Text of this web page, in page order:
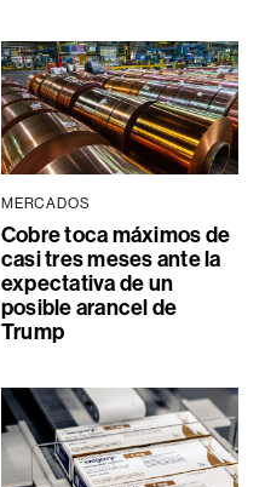
MERCADOS
Cobre toca máximos de
casi tres meses ante la
expectativa de un
posible arancel de
Trump